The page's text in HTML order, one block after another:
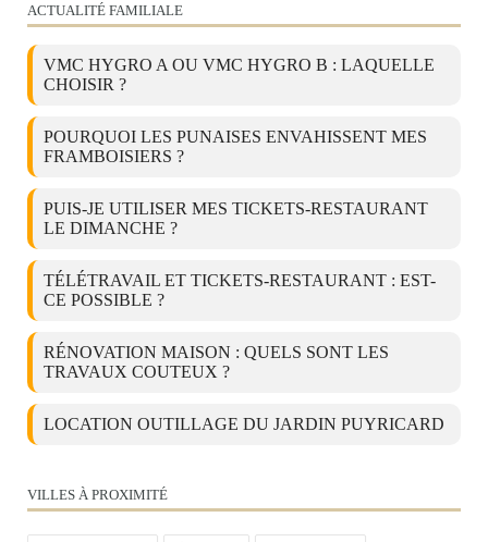
ACTUALITÉ FAMILIALE
VMC HYGRO A OU VMC HYGRO B : LAQUELLE
CHOISIR ?
POURQUOI LES PUNAISES ENVAHISSENT MES
FRAMBOISIERS ?
PUIS-JE UTILISER MES TICKETS-RESTAURANT
LE DIMANCHE ?
TÉLÉTRAVAIL ET TICKETS-RESTAURANT : EST-
CE POSSIBLE ?
RÉNOVATION MAISON : QUELS SONT LES
TRAVAUX COUTEUX ?
LOCATION OUTILLAGE DU JARDIN PUYRICARD
VILLES À PROXIMITÉ